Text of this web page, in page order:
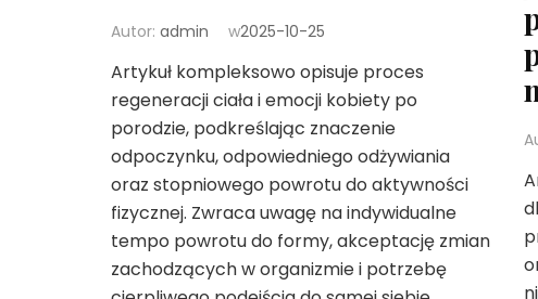
Autor: admin w2025-10-25
Artykuł kompleksowo opisuje proces
regeneracji ciała i emocji kobiety po
porodzie, podkreślając znaczenie
odpoczynku, odpowiedniego odżywiania
oraz stopniowego powrotu do aktywności
fizycznej. Zwraca uwagę na indywidualne
tempo powrotu do formy, akceptację zmian
zachodzących w organizmie i potrzebę